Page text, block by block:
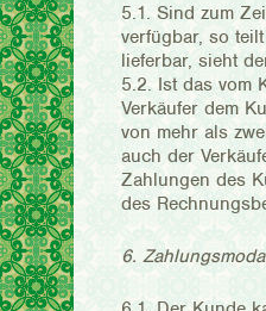
5.1. Sind zum
verfügbar, so
lieferbar, sieht
5.2. Ist das vom
Verkäufer dem
von mehr als
auch der
Zahlungen des
des
6.